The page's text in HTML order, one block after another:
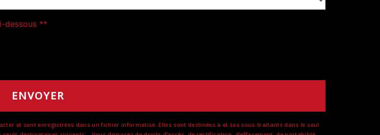
dessous **
ENVOYER
et sont enregistrées dans un fichier informatisé. Elles sont destinées à et ses sous-traitants dans le seul